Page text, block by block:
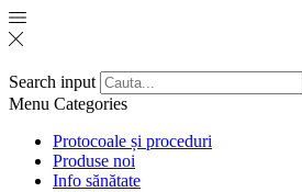
Search input
Menu Categories
Protocoale și proceduri
Produse noi
Info sănătate